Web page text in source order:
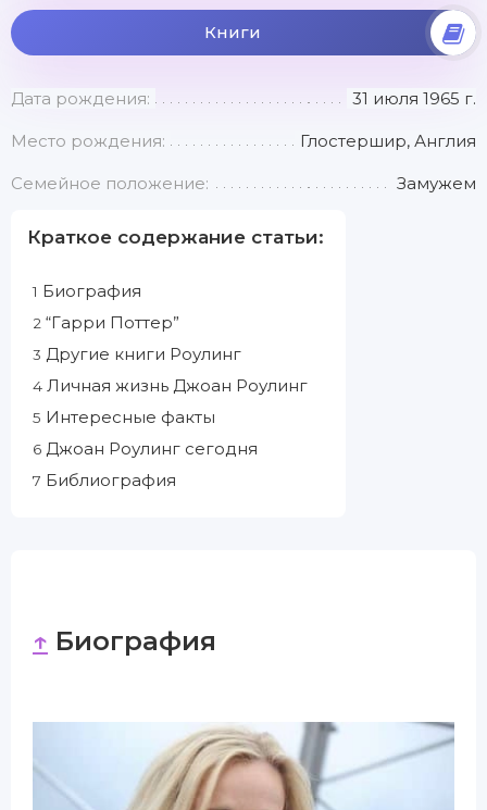
Книги
Дата рождения: 31 июля 1965 г.
Место рождения: Глостершир, Англия
Семейное положение: Замужем
Краткое содержание статьи:
1 Биография
2 “Гарри Поттер”
3 Другие книги Роулинг
4 Личная жизнь Джоан Роулинг
5 Интересные факты
6 Джоан Роулинг сегодня
7 Библиография
↑ Биография